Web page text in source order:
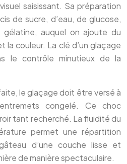
saisissant. Sa préparation
de sucre, d’eau, de glucose,
auquel on ajoute du
la couleur. La clé d’un glaçage
le contrôle minutieux de la
le glaçage doit être versé à
congelé. Ce choc
tant recherché. La fluidité du
permet une répartition
d’une couche lisse et
de manière spectaculaire.